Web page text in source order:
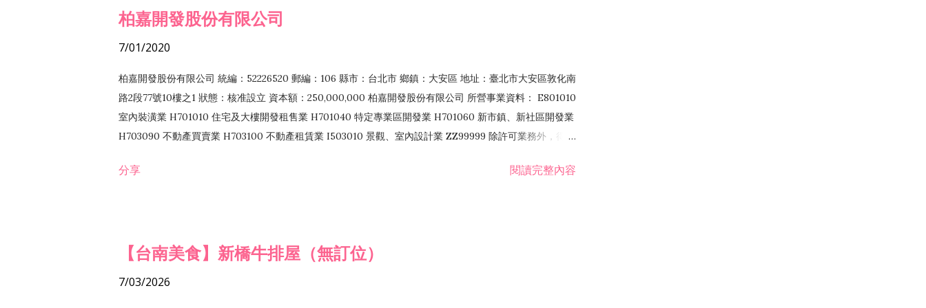
柏嘉開發股份有限公司
7/01/2020
柏嘉開發股份有限公司 統編：52226520 郵編：106 縣市：台北市 鄉鎮：大安區 地址：臺北市大安區敦化南
路2段77號10樓之1 狀態：核准設立 資本額：250,000,000 柏嘉開發股份有限公司 所營事業資料： E801010
室內裝潢業 H701010 住宅及大樓開發租售業 H701040 特定專業區開發業 H701060 新市鎮、新社區開發業
H703090 不動產買賣業 H703100 不動產租賃業 I503010 景觀、室內設計業 ZZ99999 除許可業務外，得經
分享 閱讀完整內容
【台南美食】新橋牛排屋（無訂位）
7/03/2026